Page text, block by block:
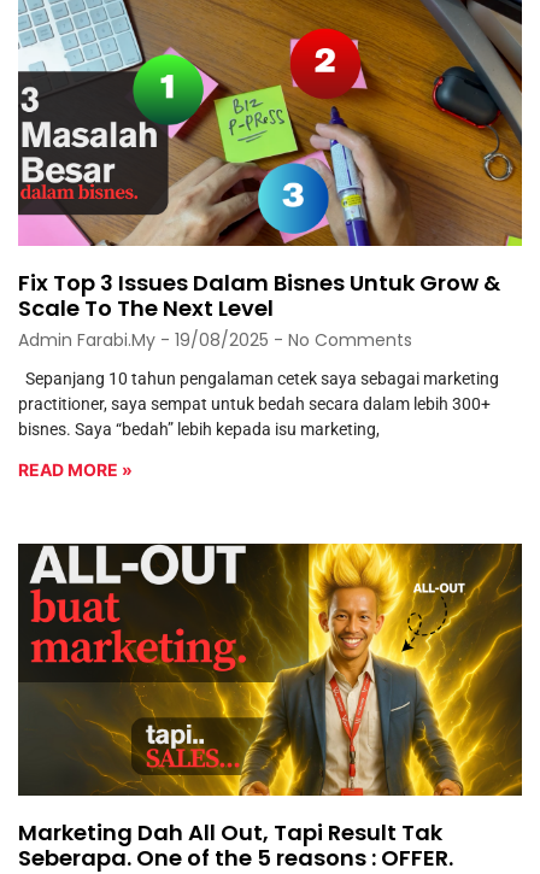
Fix Top 3 Issues Dalam Bisnes Untuk Grow &
Scale To The Next Level
Admin Farabi.my 19/08/2025 No Comments
Sepanjang 10 tahun pengalaman cetek saya sebagai marketing
practitioner, saya sempat untuk bedah secara dalam lebih 300+
bisnes. Saya “bedah” lebih kepada isu marketing,
READ MORE »
Marketing Dah All Out, Tapi Result Tak
Seberapa. One of the 5 reasons : OFFER.